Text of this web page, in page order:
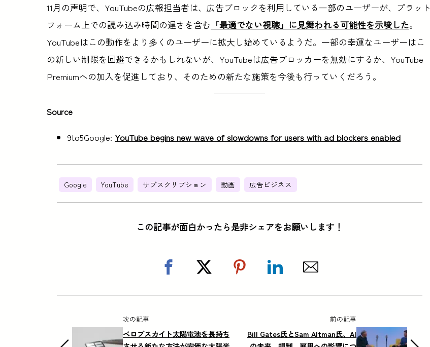
11月の声明で、YouTubeの広報担当者は、広告ブロックを利用している一部のユーザーが、プラット
フォーム上での読み込み時間の遅さを含む 「最適でない視聴」に見舞われる可能性を示唆した。
YouTubeはこの動作をより多くのユーザーに拡大し始めているようだ。一部の幸運なユーザーはこ
の新しい制限を回避できるかもしれないが、YouTubeは広告ブロッカーを無効にするか、YouTube
Premiumへの加入を促進しており、そのための新たな施策を今後も行っていくだろう。
Source
9to5Google: YouTube begins new wave of slowdowns for users with ad blockers enabled
Google YouTube サブスクリプション 動画 広告ビジネス
この記事が面白かったら是非シェアをお願いします！
次の記事
ペロブスカイト太陽電池を長持ち
前の記事
Bill Gates氏とSam Altman氏、AI